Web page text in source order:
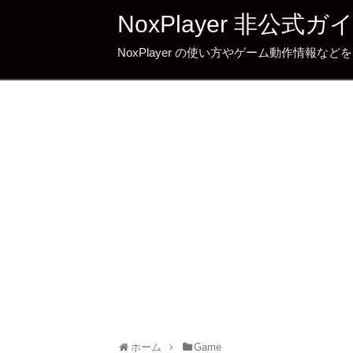
NoxPlayer 非公式ガ
NoxPlayer の使い方やゲーム動作情報など
ホーム Game